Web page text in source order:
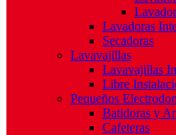
Lavadoras
Secadoras
Lavavajillas
Lavavajillas
Libre
Pequeños
Batidoras y
Cafeteras